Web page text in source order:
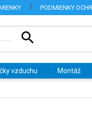
PODMIENKY
vzduchu Montáž